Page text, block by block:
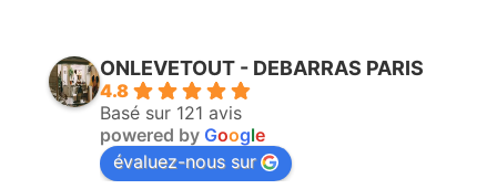
ONLEVETOUT - DEBARRAS PARIS
4.8
Basé sur 121 avis
powered by Google
évaluez-nous sur